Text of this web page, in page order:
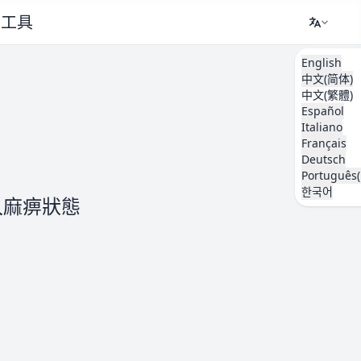
工具
English
中文(简体)
中文(繁體)
Español
Italiano
Français
Deutsch
한국어
痹狀態